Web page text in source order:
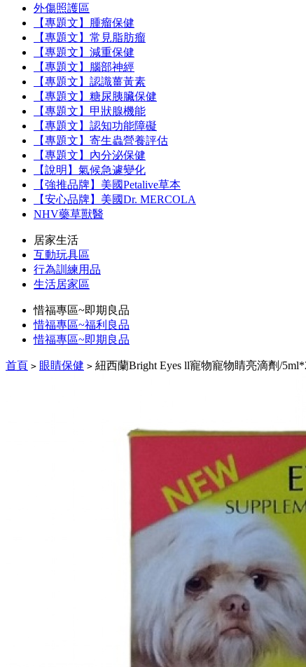
外傷照護區
【專題文】腫瘤保健
【專題文】常見脂肪瘤
【專題文】減重保健
【專題文】腦部神經
【專題文】認識薑黃素
【專題文】糖尿胰臟保健
【專題文】甲狀腺機能
【專題文】認知功能障礙
【專題文】寄生蟲營養評估
【專題文】內分泌保健
【說明】氣候急遽變化
【強推品牌】美國Petalive草本
【安心品牌】美國Dr. MERCOLA
NHV藥草獸醫
居家生活
互動玩具區
行為訓練用品
生活居家區
惜福專區~即期良品
惜福專區~福利良品
惜福專區~即期良品
首頁 > 眼睛保健 > 紐西蘭Bright Eyes ll寵物寵物睛亮滴劑/